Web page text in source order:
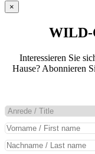
×
WILD-
Interessieren Sie
Hause? Abonnieren